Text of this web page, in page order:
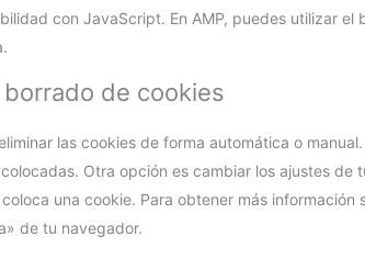
con JavaScript. En AMP, puedes utilizar el
de cookies
las cookies de forma automática o
Otra opción es cambiar los ajustes de
una cookie. Para obtener más información
de tu navegador.